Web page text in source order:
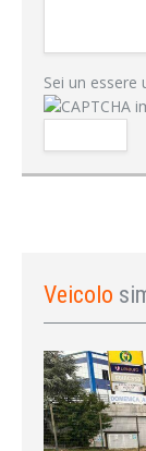
Sei un essere
Veicolo